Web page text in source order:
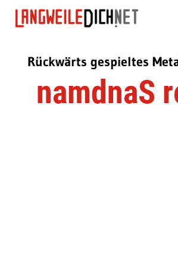
Rückwärts gespieltes
namdnaS